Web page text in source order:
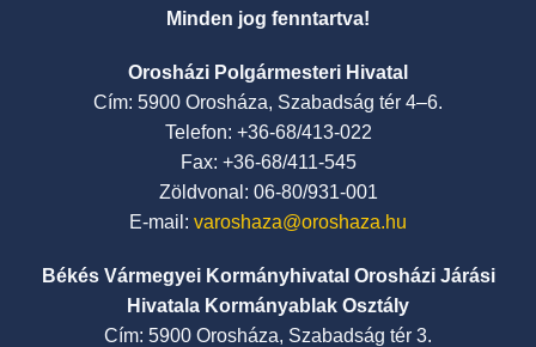
Minden jog fenntartva!
Orosházi Polgármesteri Hivatal
Cím: 5900 Orosháza, Szabadság tér 4–6.
Telefon: +36-68/413-022
Fax: +36-68/411-545
Zöldvonal: 06-80/931-001
E-mail: varoshaza@oroshaza.hu
Békés Vármegyei Kormányhivatal Orosházi Járási
Hivatala Kormányablak Osztály
Cím: 5900 Orosháza, Szabadság tér 3.